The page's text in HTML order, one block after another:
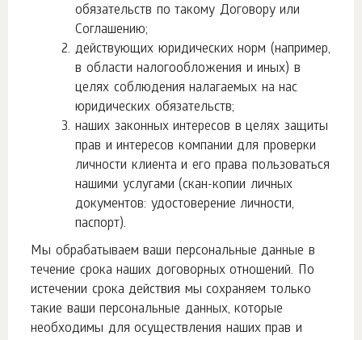
обязательств по такому Договору или
Соглашению;
действующих юридических норм (например,
в области налогообложения и иных) в
целях соблюдения налагаемых на нас
юридических обязательств;
наших законных интересов в целях защиты
прав и интересов компании для проверки
личности клиента и его права пользоваться
нашими услугами (скан-копии личных
документов: удостоверение личности,
паспорт).
Мы обрабатываем ваши персональные данные в
течение срока наших договорных отношений. По
истечении срока действия мы сохраняем только
такие ваши персональные данных, которые
необходимы для осуществления наших прав и